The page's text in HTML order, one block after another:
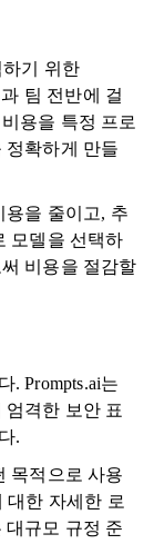
하기 위한
팀 전반에 걸
용을 특정 프로
정확하게 만들
용을 줄이고, 추
모델을 선택하
비용을 절감할
. Prompts.ai는
격한 보안 표
.
목적으로 사용
대한 자세한 로
대규모 규정 준